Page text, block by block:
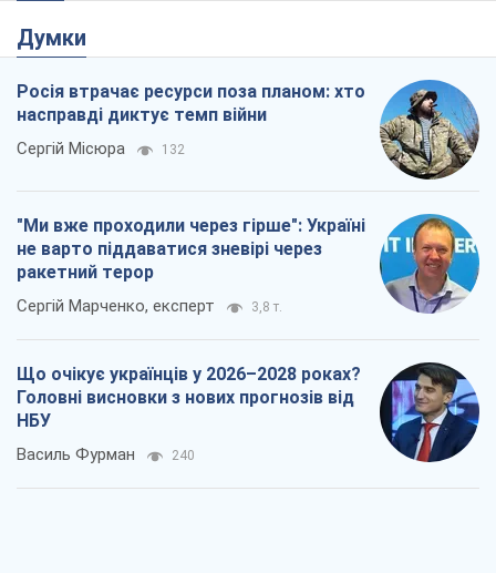
Думки
Росія втрачає ресурси поза планом: хто
насправді диктує темп війни
Сергій Місюра 132
"Ми вже проходили через гірше": Україні
не варто піддаватися зневірі через
ракетний терор
Сергій Марченко, експерт 3,8 т.
Що очікує українців у 2026–2028 роках?
Головні висновки з нових прогнозів від
НБУ
Василь Фурман 240